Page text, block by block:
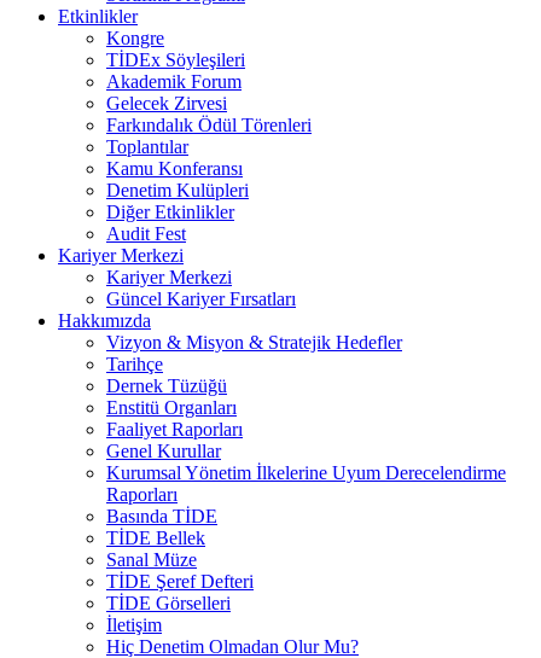
Etkinlikler
Kongre
TİDEx Söyleşileri
Akademik Forum
Gelecek Zirvesi
Farkındalık Ödül Törenleri
Toplantılar
Kamu Konferansı
Denetim Kulüpleri
Diğer Etkinlikler
Audit Fest
Kariyer Merkezi
Kariyer Merkezi
Güncel Kariyer Fırsatları
Hakkımızda
Vizyon & Misyon & Stratejik Hedefler
Tarihçe
Dernek Tüzüğü
Enstitü Organları
Faaliyet Raporları
Genel Kurullar
Kurumsal Yönetim İlkelerine Uyum Derecelendirme
Raporları
Basında TİDE
TİDE Bellek
Sanal Müze
TİDE Şeref Defteri
TİDE Görselleri
İletişim
Hiç Denetim Olmadan Olur Mu?